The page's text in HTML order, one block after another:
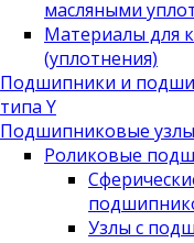
масляными
Материалы для
(уплотнения)
Подшипники и
типа Y
Подшипниковые узлы
Роликовые
Узлы с